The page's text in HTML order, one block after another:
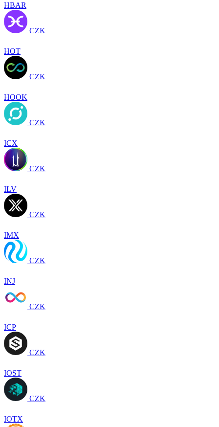
HBAR
CZK
HOT
CZK
HOOK
CZK
ICX
CZK
ILV
CZK
IMX
CZK
INJ
CZK
ICP
CZK
IOST
CZK
IOTX